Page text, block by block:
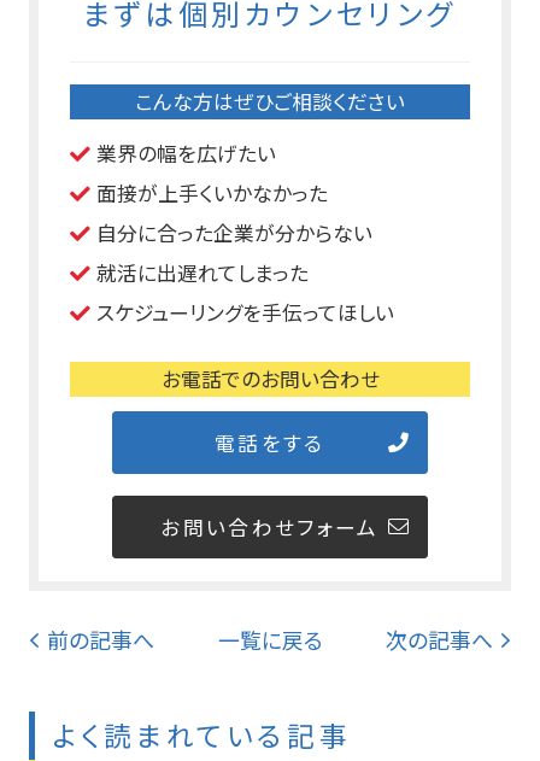
まずは個別カウンセリング
こんな方はぜひご相談ください
業界の幅を広げたい
面接が上手くいかなかった
自分に合った企業が分からない
就活に出遅れてしまった
スケジューリングを手伝ってほしい
お電話でのお問い合わせ
電話をする
お問い合わせフォーム
前の記事へ 一覧に戻る 次の記事へ
よく読まれている記事